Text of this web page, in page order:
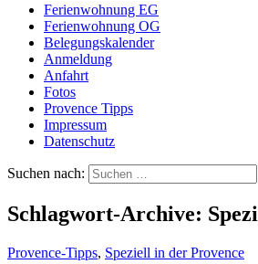
Ferienwohnung EG
Ferienwohnung OG
Belegungskalender
Anmeldung
Anfahrt
Fotos
Provence Tipps
Impressum
Datenschutz
Suchen nach:
Schlagwort-Archive:
Provence-Tipps, Speziell in der Provence